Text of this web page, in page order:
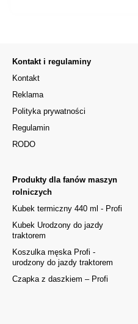
Kontakt i regulaminy
Kontakt
Reklama
Polityka prywatności
Regulamin
RODO
Produkty dla fanów maszyn
rolniczych
Kubek termiczny 440 ml - Profi
Kubek Urodzony do jazdy
traktorem
Koszulka męska Profi -
urodzony do jazdy traktorem
Czapka z daszkiem – Profi